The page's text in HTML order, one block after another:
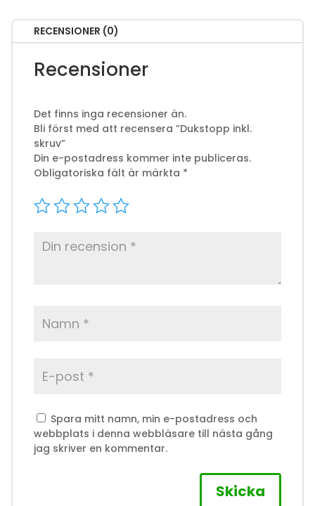
RECENSIONER (0)
Recensioner
Det finns inga recensioner än.
Bli först med att recensera ”Dukstopp inkl.
skruv”
Din e-postadress kommer inte publiceras.
Obligatoriska fält är märkta *
Spara mitt namn, min e-postadress och
webbplats i denna webbläsare till nästa gång
jag skriver en kommentar.